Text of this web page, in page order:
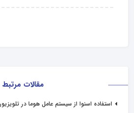
مقالات مرتبط
استفاده اسنوا از سیستم عامل هوما در